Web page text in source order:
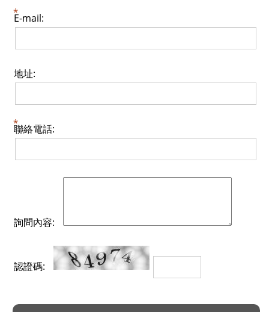
E-mail:
地址:
聯絡電話:
詢問內容:
認證碼: